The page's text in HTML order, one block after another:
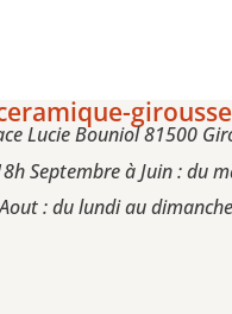
Lucie Bouniol 81500
Septembre à Juin : du
: du lundi au dimanche